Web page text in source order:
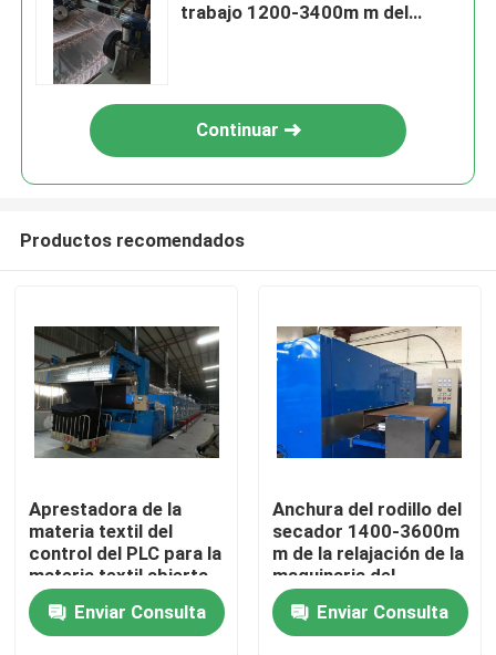
Hogar
Productos
trabajo 1200-3400m m del
Continuar
Productos recomendados
Aprestadora de la
materia textil del
control del PLC para la
materia textil abierta
de los puntos de la
anchura/el sastre de
encargo
Enviar Consulta
Anchura del rodillo del
secador 1400-3600m
m de la relajación de la
maquinaria del
acabamiento de la
materia textil de la
capa
Enviar Consulta